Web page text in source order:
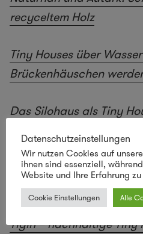
recyceltem Holz
Tiny Houses über
Brückenhäuschen
Das Silohaus als Tiny
Die Ecocapsule kommt
eiförmigen Mini-Haus
Tigín – nachhaltige Tiny
Datenschutzeinstellungen
Wir nutzen Cookies auf
ihnen sind essenziell,
Website und Ihre Erfahrung
Cookie Einstellungen Alle